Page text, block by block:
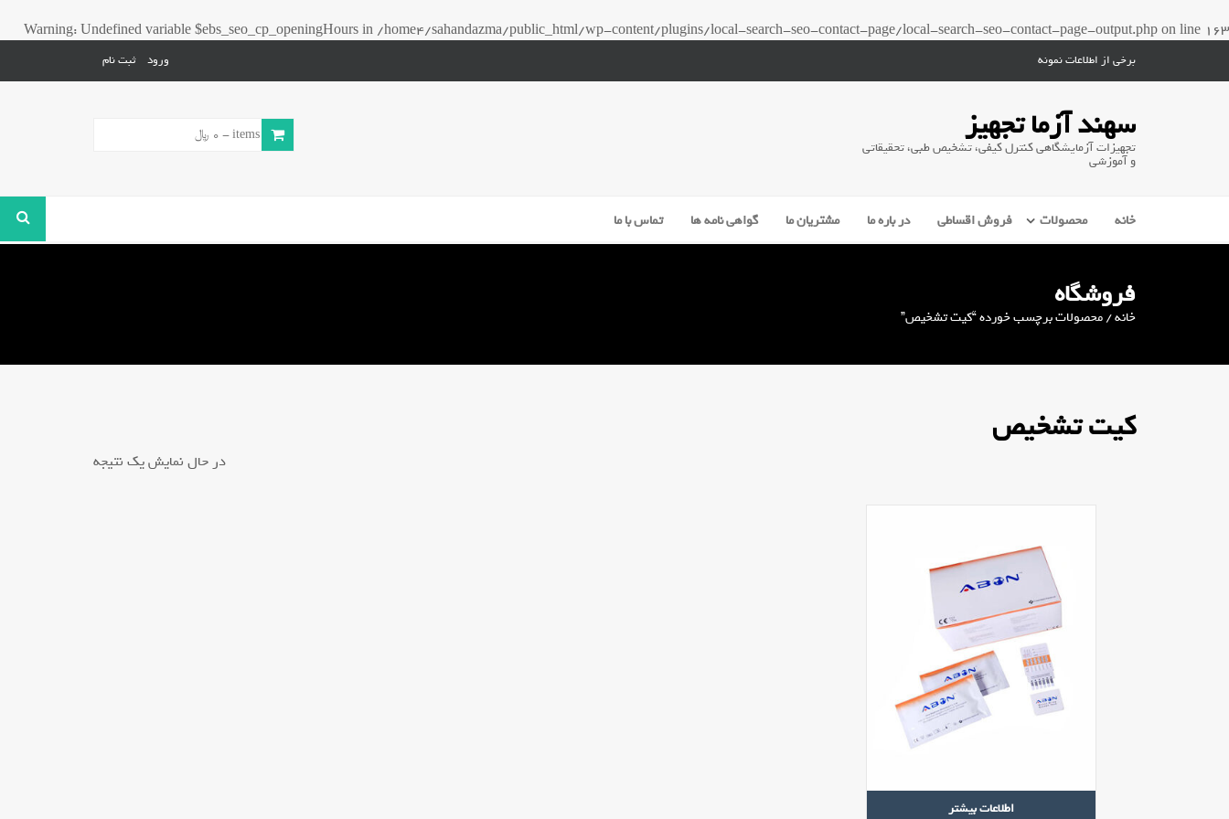
Warning: Undefined variable $ebs_seo_cp_openingHours in /home4/sahandazma/public_html/wp-content/plugins/local-search-seo-contact-page/local-search-seo-contact-page-output.phpon line 163
برخی از اطلاعات نمونه ورود ثبت نام
سهند آزما تجهیز
تجهیزات آزمایشگاهی کنترل کیفی، تشخیص طبی، تحقیقاتی
و آموزشی
0 ﷼
خانه محصولات فروش اقساطی در باره ما مشتریان ما گواهی نامه ها تماس با ما
فروشگاه
خانه/ محصولات برچسب خورده “کیت تشخیص”
کیت تشخیص
در حال نمایش یک نتیجه
اطلاعات بیشتر